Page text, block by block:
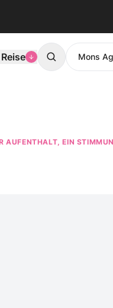
Search Mons
AUFENTHALT, EIN